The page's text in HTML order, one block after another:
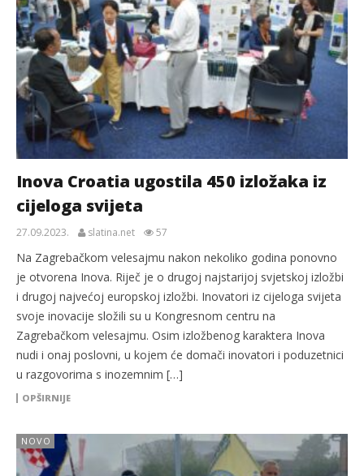
Inova Croatia ugostila 450 izložaka iz
cijeloga svijeta
27.09.2023. slatina.net 57
Na Zagrebačkom velesajmu nakon nekoliko godina ponovno
je otvorena Inova. Riječ je o drugoj najstarijoj svjetskoj izložbi
i drugoj najvećoj europskoj izložbi. Inovatori iz cijeloga svijeta
svoje inovacije složili su u Kongresnom centru na
Zagrebačkom velesajmu. Osim izložbenog karaktera Inova
nudi i onaj poslovni, u kojem će domači inovatori i poduzetnici
u razgovorima s inozemnim […]
OPŠIRNIJE
NOVO